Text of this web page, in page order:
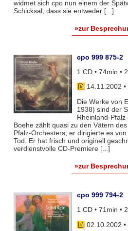
widmet sich cpo nun einem der
Schicksal, dass sie entweder [...]
»zur
cpo 999 875-2
1 CD • 74min •
14.11.2002 •
Die Werke von
1938) sind der
Rheinland-
Boehe zählt quasi zu den Vätern
Pfalz-Orchesters; er dirigierte es
Tod. Er hat frisch und originell
verdienstvolle CD-Premiere [...]
»zur
cpo 999 794-2
1 CD • 71min •
02.10.2002 •